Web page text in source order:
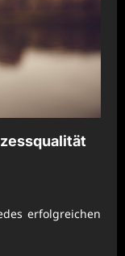
erfolgreichen